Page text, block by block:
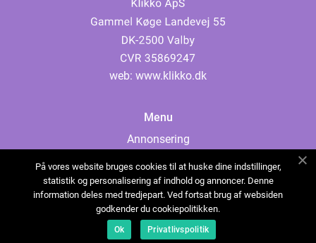
web: www.klikko.dk
Menu
Annonsering
Cookies
Kontakta oss
Sitemap
På vores website bruges cookies til at huske dine indstillinger,
statistik og personalisering af indhold og annoncer. Denne
information deles med tredjepart. Ved fortsat brug af websiden
godkender du cookiepolitikken.
Ok Privatlivspolitik